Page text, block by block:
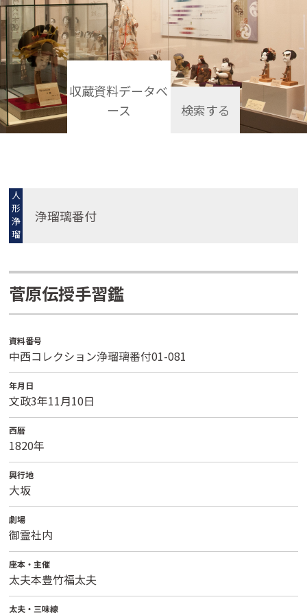
収蔵資料データベ
ース
検索する
人
形
浄
瑠
璃
浄瑠璃番付
菅原伝授手習鑑
資料番号
中西コレクション浄瑠璃番付01-081
年月日
文政3年11月10日
西暦
1820年
興行地
大坂
劇場
御霊社内
座本・主催
太夫本豊竹福太夫
太夫・三味線